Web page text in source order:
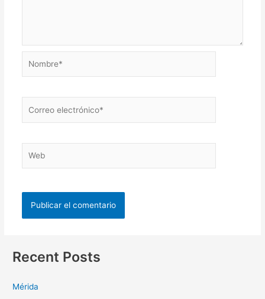
Recent Posts
Mérida